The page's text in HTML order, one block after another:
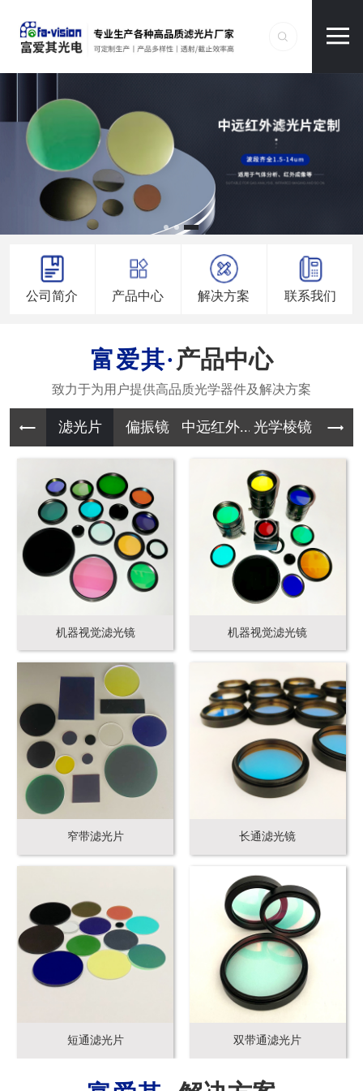
公司简介 产品中心 解决方案 联系我们
产品中心
滤光片 偏振镜 中远红外... 光学棱镜 其它
机器视觉滤光镜 机器视觉滤光镜
窄带滤光片 长通滤光镜
短通滤光片 双带通滤光片